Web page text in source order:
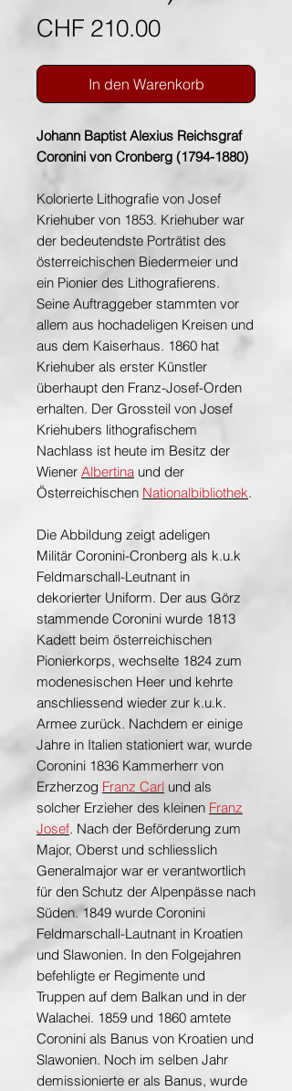
CHF 210.00Preis
In den Warenkorb
Johann Baptist Alexius Reichsgraf
Coronini von Cronberg (1794-1880)
Kolorierte Lithografie von Josef
Kriehuber von 1853. Kriehuber war
der bedeutendste Porträtist des
österreichischen Biedermeier und
ein Pionier des Lithografierens.
Seine Auftraggeber stammten vor
allem aus hochadeligen Kreisen und
aus dem Kaiserhaus. 1860 hat
Kriehuber als erster Künstler
überhaupt den Franz-Josef-Orden
erhalten. Der Grossteil von Josef
Kriehubers lithografischem
Nachlass ist heute im Besitz der
Wiener Albertina und der
Österreichischen Nationalbibliothek.
Die Abbildung zeigt adeligen
Militär Coronini-Cronberg als k.u.k
Feldmarschall-Leutnant in
dekorierter Uniform. Der aus Görz
stammende Coronini wurde 1813
Kadett beim österreichischen
Pionierkorps, wechselte 1824 zum
modenesischen Heer und kehrte
anschliessend wieder zur k.u.k.
Armee zurück. Nachdem er einige
Jahre in Italien stationiert war, wurde
Coronini 1836 Kammerherr von
Erzherzog Franz Carl und als
solcher Erzieher des kleinen Franz
Josef. Nach der Beförderung zum
Major, Oberst und schliesslich
Generalmajor war er verantwortlich
für den Schutz der Alpenpässe nach
Süden. 1849 wurde Coronini
Feldmarschall-Lautnant in Kroatien
und Slawonien. In den Folgejahren
befehligte er Regimente und
Truppen auf dem Balkan und in der
Walachei. 1859 und 1860 amtete
Coronini als Banus von Kroatien und
Slawonien. Noch im selben Jahr
demissionierte er als Banus, wurde